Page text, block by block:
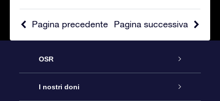
Pagina successiva
Pagina precedente
OSR
Assistenza
I nostri doni